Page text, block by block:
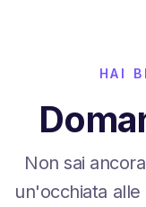
HAI
Non sai
un'occhiata